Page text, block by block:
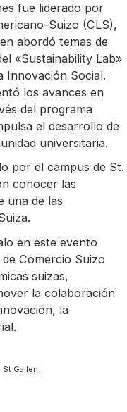
fue liderado por
Suizo (CLS),
abordó temas de
«Sustainability Lab»
Innovación Social.
los avances en
del programa
el desarrollo de
universitaria.
por el campus de St.
conocer las
una de las
en este evento
Comercio Suizo
suizas,
la colaboración
la
St Gallen